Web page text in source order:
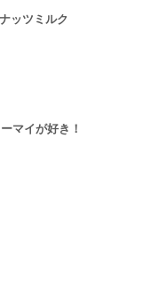
ッツミルク
マイが好き！